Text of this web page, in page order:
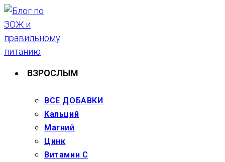
Перейти
к
содержимому
ВЗРОСЛЫМ
ВСЕ ДОБАВКИ
Кальций
Магний
Цинк
Витамин С